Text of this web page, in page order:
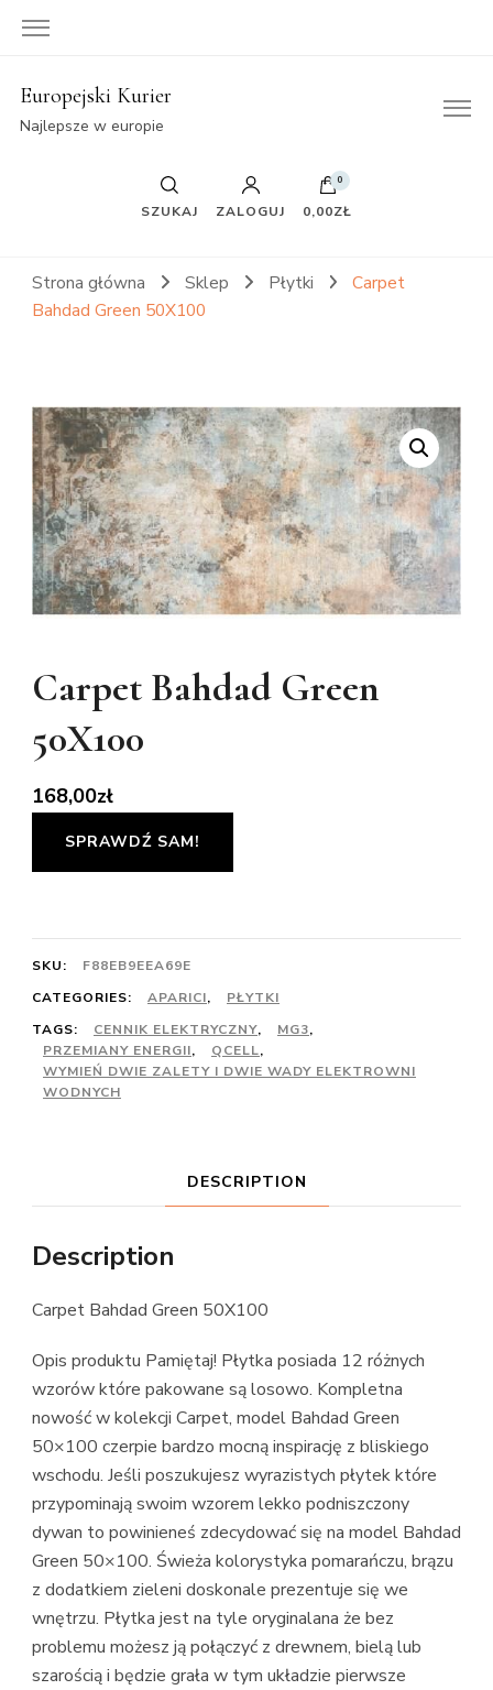
Europejski Kurier
Najlepsze w europie
SZUKAJ ZALOGUJ
0
0,00ZŁ
Strona główna Sklep Płytki
Carpet
Bahdad Green 50X100
Carpet Bahdad Green
50X100
168,00zł
SPRAWDŹ SAM!
SKU:
F88EB9EEA69E
CATEGORIES:
APARICI,
PŁYTKI
TAGS:
CENNIK ELEKTRYCZNY, MG3,
PRZEMIANY ENERGII, QCELL,
WYMIEŃ DWIE ZALETY I DWIE WADY ELEKTROWNI
WODNYCH
DESCRIPTION
Description
Carpet Bahdad Green 50X100
Opis produktu Pamiętaj! Płytka posiada 12 różnych
wzorów które pakowane są losowo. Kompletna
nowość w kolekcji Carpet, model Bahdad Green
50×100 czerpie bardzo mocną inspirację z bliskiego
wschodu. Jeśli poszukujesz wyrazistych płytek które
przypominają swoim wzorem lekko podniszczony
dywan to powinieneś zdecydować się na model Bahdad
Green 50×100. Świeża kolorystyka pomarańczu, brązu
z dodatkiem zieleni doskonale prezentuje się we
wnętrzu. Płytka jest na tyle oryginalana że bez
problemu możesz ją połączyć z drewnem, bielą lub
szarością i będzie grała w tym układzie pierwsze